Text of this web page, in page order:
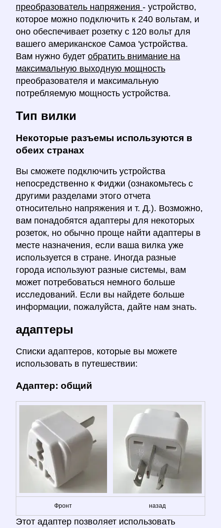
преобразователь напряжения - устройство,
которое можно подключить к 240 вольтам, и
оно обеспечивает розетку с 120 вольт для
вашего американское Самоа 'устройства.
Вам нужно будет обратить внимание на
максимальную выходную мощность
преобразователя и максимальную
потребляемую мощность устройства.
Тип вилки
Некоторые разъемы используются в
обеих странах
Вы сможете подключить устройства
непосредственно к Фиджи (ознакомьтесь с
другими разделами этого отчета
относительно напряжения и т. Д.). Возможно,
вам понадобятся адаптеры для некоторых
розеток, но обычно проще найти адаптеры в
месте назначения, если ваша вилка уже
используется в стране. Иногда разные
города используют разные системы, вам
может потребоваться немного больше
исследований. Если вы найдете больше
информации, пожалуйста, дайте нам знать.
адаптеры
Списки адаптеров, которые вы можете
использовать в путешествии:
Адаптер: общий
Фронт назад
Этот адаптер позволяет использовать